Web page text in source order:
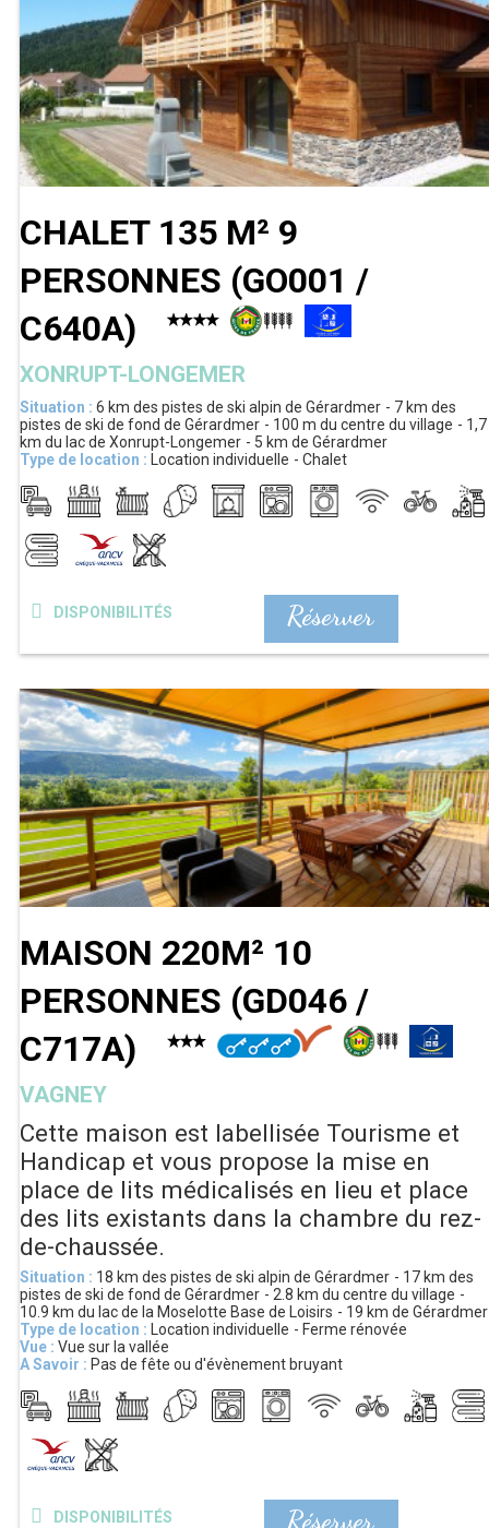
CHALET 135 M² 9
PERSONNES (GO001 /
C640A)
XONRUPT-LONGEMER
Situation : 6 km des pistes de ski alpin de Gérardmer 7 km des
pistes de ski de fond de Gérardmer
100 m du centre du village
1,7
km du lac de Xonrupt-Longemer 5 km de Gérardmer
Type de location : Location individuelle Chalet
Réserver
DISPONIBILITÉS
MAISON 220M² 10
PERSONNES (GD046 /
C717A)
VAGNEY
Cette maison est labellisée Tourisme et
Handicap et vous propose la mise en
place de lits médicalisés en lieu et place
des lits existants dans la chambre du rez-
de-chaussée.
Situation : 18 km des pistes de ski alpin de Gérardmer 17 km des
pistes de ski de fond de Gérardmer
2.8 km du centre du village
10.9 km du lac de la Moselotte Base de Loisirs 19 km de Gérardmer
Type de location : Location individuelle
Ferme rénovée
Vue : Vue sur la vallée
A Savoir : Pas de fête ou d'évènement bruyant
Réserver
DISPONIBILITÉS